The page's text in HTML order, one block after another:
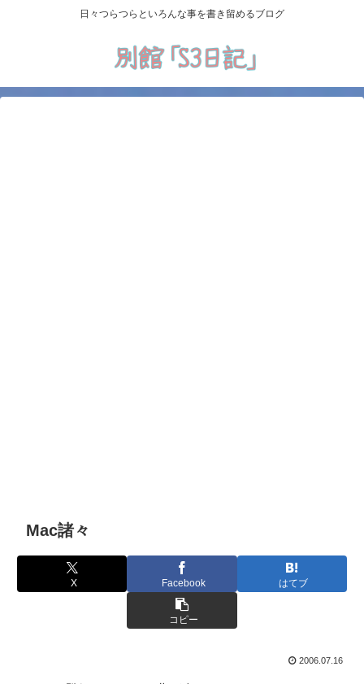
日々つらつらといろんな事を書き留めるブログ
Mac諸々
X Facebook はてブ
コピー
2006.07.16